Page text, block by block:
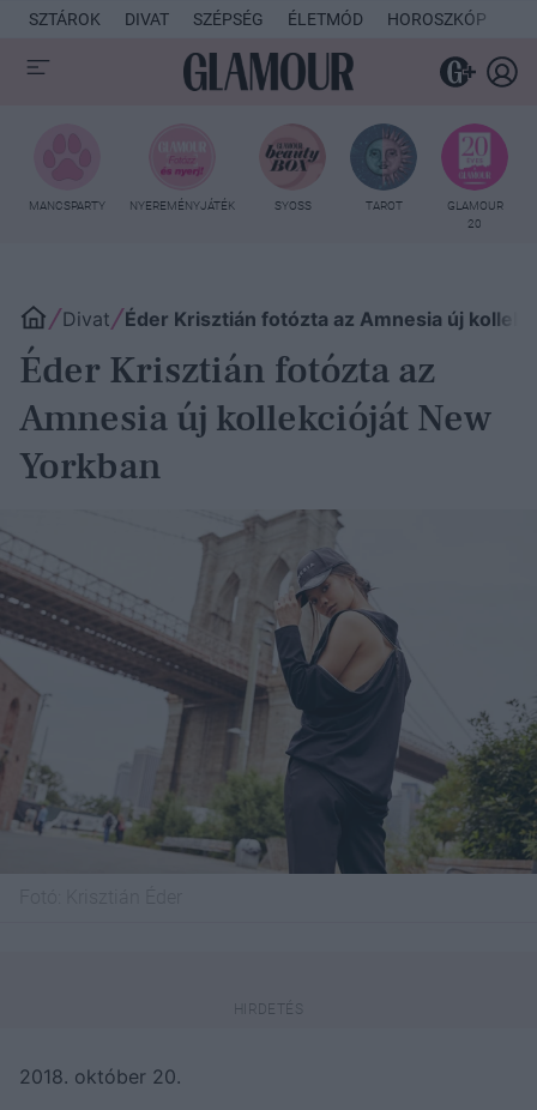
SZTÁROK DIVAT SZÉPSÉG ÉLETMÓD HOROSZKÓP
MANCSPARTY NYEREMÉNYJÁTÉK SYOSS TAROT
GLAMOUR
20
Divat Éder Krisztián fotózta az Amnesia új
Éder Krisztián fotózta az
Amnesia új kollekcióját New
Yorkban
2018. október 20.